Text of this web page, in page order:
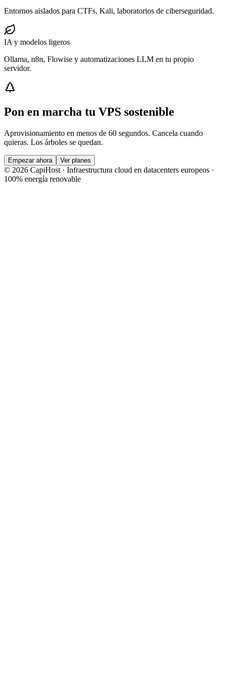
Entornos aislados para CTFs, Kali, laboratorios de ciberseguridad.
IA y modelos ligeros
Ollama, n8n, Flowise y automatizaciones LLM en tu propio
servidor.
Pon en marcha tu VPS sostenible
Aprovisionamiento en menos de 60 segundos. Cancela cuando
quieras. Los árboles se quedan.
Empezar ahora Ver planes
© 2026 CapiHost · Infraestructura cloud en datacenters europeos ·
100% energía renovable